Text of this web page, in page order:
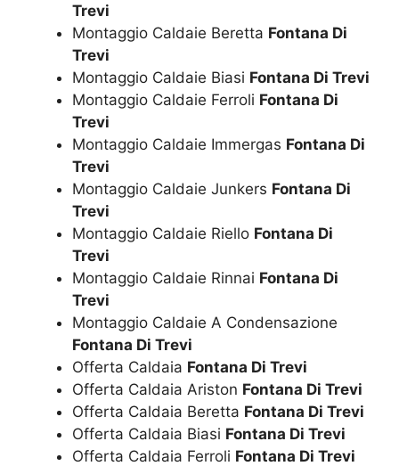
Trevi
Montaggio Caldaie Beretta Fontana Di
Trevi
Montaggio Caldaie Biasi Fontana Di Trevi
Montaggio Caldaie Ferroli Fontana Di
Trevi
Montaggio Caldaie Immergas Fontana Di
Trevi
Montaggio Caldaie Junkers Fontana Di
Trevi
Montaggio Caldaie Riello Fontana Di
Trevi
Montaggio Caldaie Rinnai Fontana Di
Trevi
Montaggio Caldaie A Condensazione
Fontana Di Trevi
Offerta Caldaia Fontana Di Trevi
Offerta Caldaia Ariston Fontana Di Trevi
Offerta Caldaia Beretta Fontana Di Trevi
Offerta Caldaia Biasi Fontana Di Trevi
Offerta Caldaia Ferroli Fontana Di Trevi